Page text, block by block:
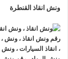
ونش انقاذ القنطرة